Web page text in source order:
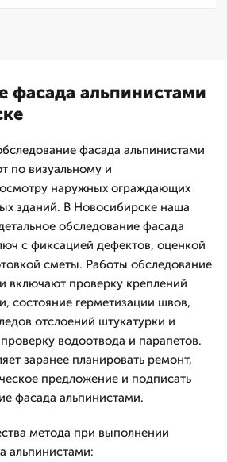
фасада альпинистами
фасада альпинистами
по визуальному и
наружных ограждающих
зданий. В Новосибирске наша
обследование фасада
с фиксацией дефектов, оценкой
сметы. Работы обследование
включают проверку креплений
состояние герметизации швов,
отслоений штукатурки и
водоотвода и парапетов.
заранее планировать ремонт,
предложение и подписать
фасада альпинистами.
метода при выполнении
альпинистами: